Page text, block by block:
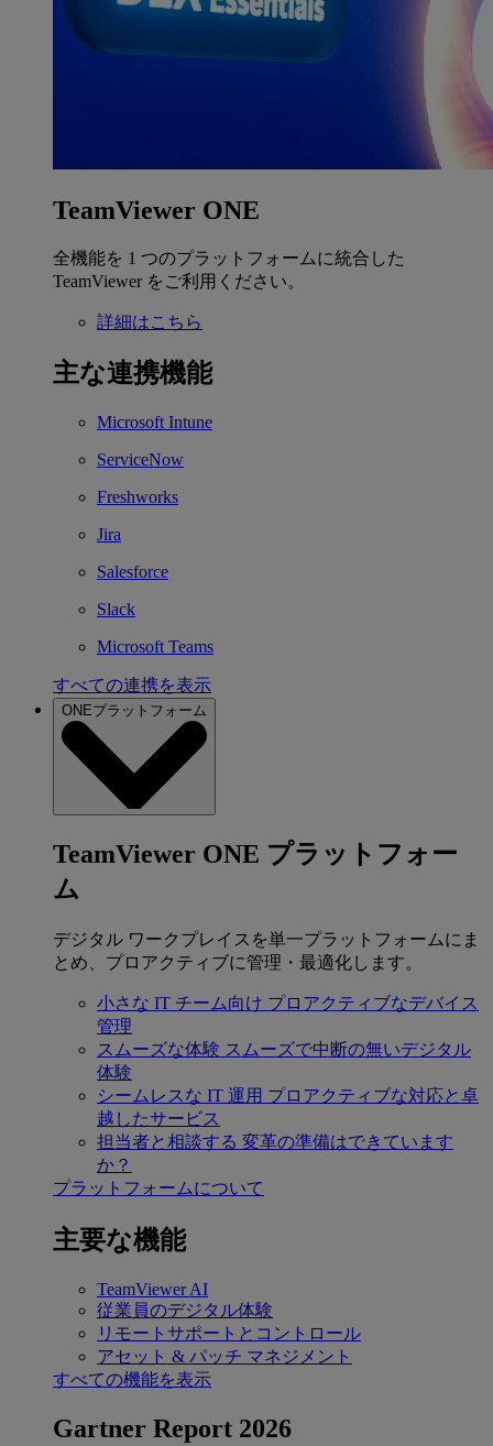
TeamViewer ONE
全機能を 1 つのプラットフォームに統合した
TeamViewer をご利用ください。
詳細はこちら
主な連携機能
Microsoft Intune
ServiceNow
Freshworks
Jira
Salesforce
Slack
Microsoft Teams
すべての連携を表示
ONEプラットフォーム
TeamViewer ONE プラットフォー
ム
デジタル ワークプレイスを単一プラットフォームにま
とめ、プロアクティブに管理・最適化します。
小さな IT チーム向け プロアクティブなデバイス
管理
スムーズな体験 スムーズで中断の無いデジタル
体験
シームレスな IT 運用 プロアクティブな対応と卓
越したサービス
担当者と相談する 変革の準備はできています
か？
プラットフォームについて
主要な機能
TeamViewer AI
従業員のデジタル体験
リモートサポートとコントロール
アセット & パッチ マネジメント
すべての機能を表示
Gartner Report 2026